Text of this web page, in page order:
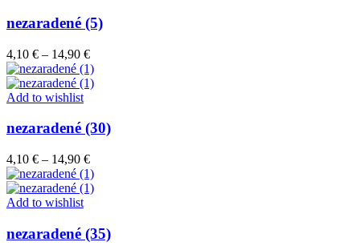
nezaradené (5)
4,10 € – 14,90 €Price
range:
4,10 €
Add to wishlist
nezaradené (30)
4,10 € – 14,90 €Price
range:
4,10 €
Add to wishlist
nezaradené (35)